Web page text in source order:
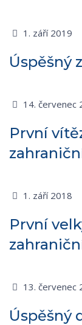
1. září 2019
Úspěšný
14. červenec
První
1. září 2018
První
13. červenec
Úspěšný